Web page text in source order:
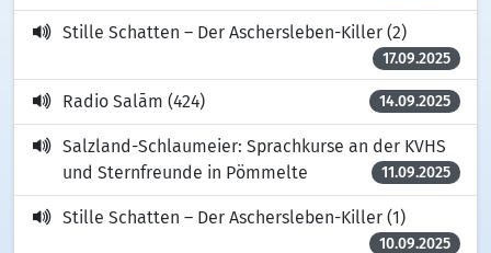
Stille Schatten – Der Aschersleben-Killer (2)
17.09.2025
Radio Salām (424) 14.09.2025
Salzland-Schlaumeier: Sprachkurse an der KVHS
und Sternfreunde in Pömmelte
11.09.2025
Stille Schatten – Der Aschersleben-Killer (1)
10.09.2025